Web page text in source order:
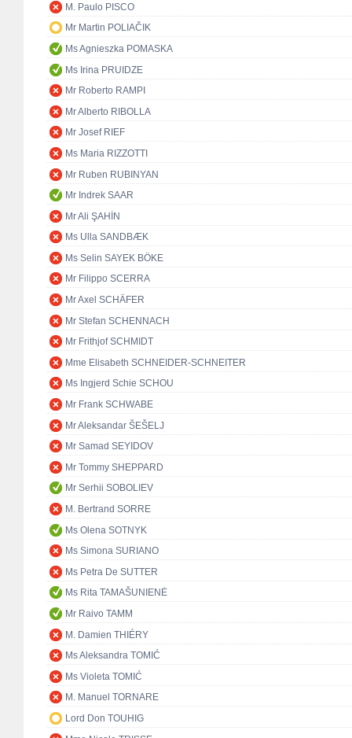
M. Paulo PISCO
Mr Martin POLIAČIK
Ms Agnieszka POMASKA
Ms Irina PRUIDZE
Mr Roberto RAMPI
Mr Alberto RIBOLLA
Mr Josef RIEF
Ms Maria RIZZOTTI
Mr Ruben RUBINYAN
Mr Indrek SAAR
Mr Ali ŞAHİN
Ms Ulla SANDBÆK
Ms Selin SAYEK BÖKE
Mr Filippo SCERRA
Mr Axel SCHÄFER
Mr Stefan SCHENNACH
Mr Frithjof SCHMIDT
Mme Elisabeth SCHNEIDER-SCHNEITER
Ms Ingjerd Schie SCHOU
Mr Frank SCHWABE
Mr Aleksandar ŠEŠELJ
Mr Samad SEYIDOV
Mr Tommy SHEPPARD
Mr Serhii SOBOLIEV
M. Bertrand SORRE
Ms Olena SOTNYK
Ms Simona SURIANO
Ms Petra De SUTTER
Ms Rita TAMAŠUNIENĖ
Mr Raivo TAMM
M. Damien THIÉRY
Ms Aleksandra TOMIĆ
Ms Violeta TOMIĆ
M. Manuel TORNARE
Lord Don TOUHIG